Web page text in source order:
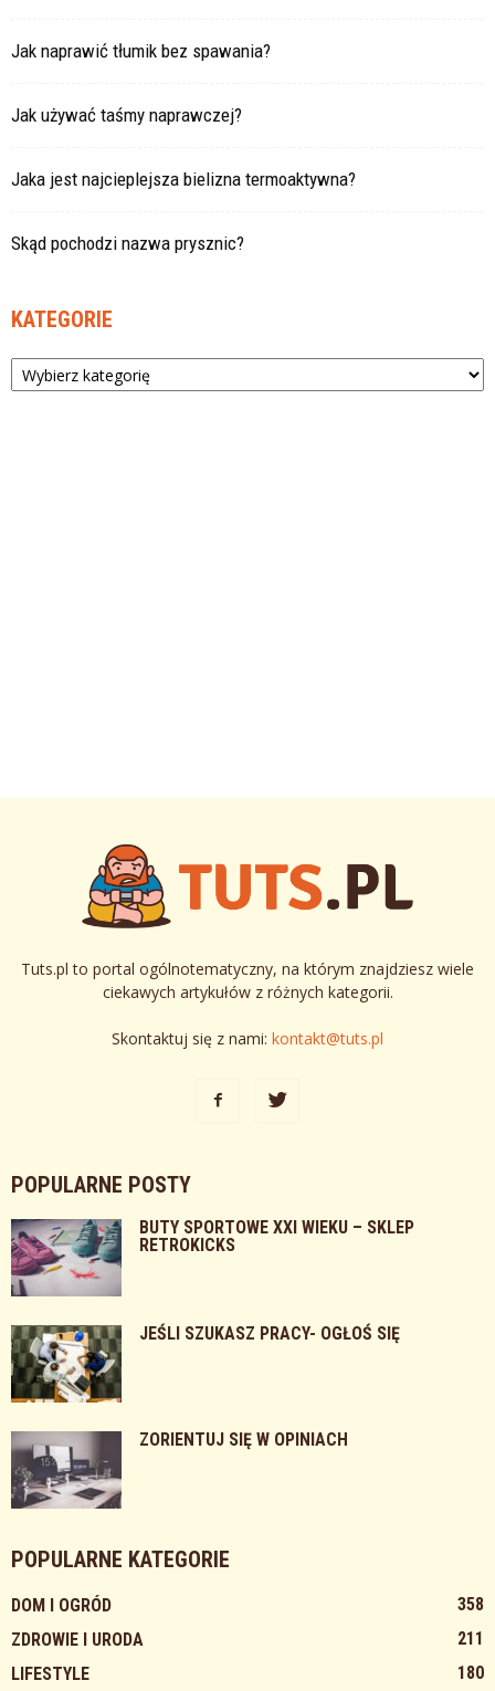
Jak naprawić tłumik bez spawania?
Jak używać taśmy naprawczej?
Jaka jest najcieplejsza bielizna termoaktywna?
Skąd pochodzi nazwa prysznic?
KATEGORIE
Kategorie
Tuts.pl to portal ogólnotematyczny, na którym znajdziesz wiele
ciekawych artykułów z różnych kategorii.
Skontaktuj się z nami: kontakt@tuts.pl
POPULARNE POSTY
BUTY SPORTOWE XXI WIEKU – SKLEP
RETROKICKS
JEŚLI SZUKASZ PRACY- OGŁOŚ SIĘ
ZORIENTUJ SIĘ W OPINIACH
POPULARNE KATEGORIE
DOM I OGRÓD
358
ZDROWIE I URODA
211
LIFESTYLE
180